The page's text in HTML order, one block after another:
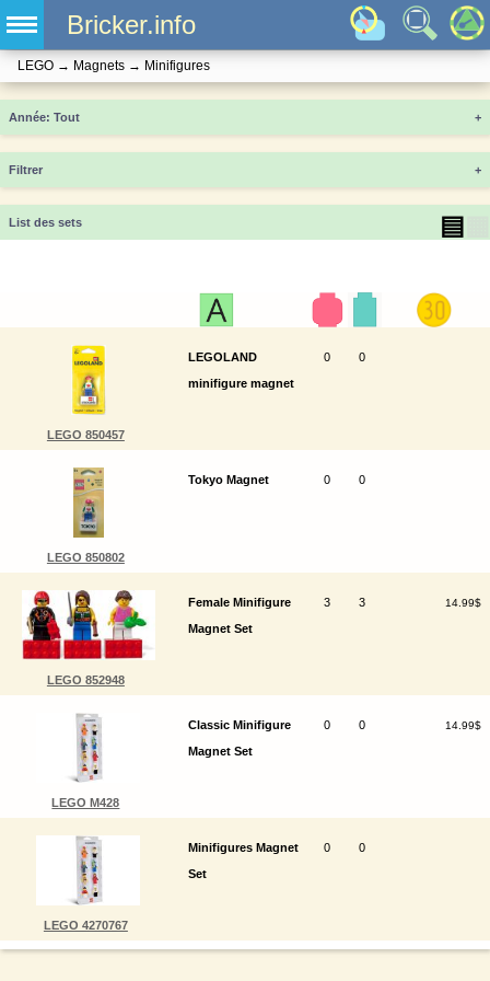
Bricker.info
LEGO → Magnets → Minifigures
Année +
Filtrer +
List des sets ▤
LEGO 850457
LEGOLAND
minifigure magnet
0 0
LEGO 850802
Tokyo Magnet 0 0
LEGO 852948
Female Minifigure
Magnet Set
3 3 14.99$
LEGO M428
Classic Minifigure
Magnet Set
0 0 14.99$
LEGO 4270767
Minifigures Magnet
Set
0 0